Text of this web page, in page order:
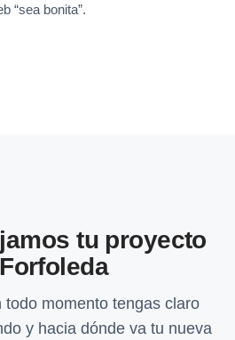
“sea bonita”.
tu proyecto
todo momento tengas claro
y hacia dónde va tu nueva